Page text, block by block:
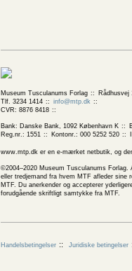
Museum Tusculanums Forlag Rådhusvej
Tlf. 3234 1414
info@mtp.dk
CVR: 8876 8418
Bank: Danske Bank, 1092 København K
Reg.nr.: 1551
Kontonr.: 000 5252 520
www.mtp.dk er en e-mærket netbutik, og
©2004–2020 Museum Tusculanums
eller tredjemand fra hvem MTF afleder sine
MTF. Du anerkender og accepterer
forudgående skriftligt samtykke fra MTF.
Handelsbetingelser Juridiske betingelser